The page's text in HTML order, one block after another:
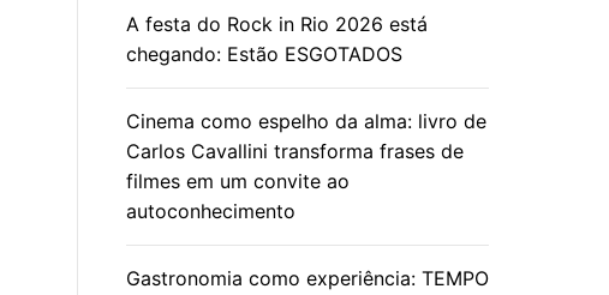
A festa do Rock in Rio 2026 está
chegando: Estão ESGOTADOS
Cinema como espelho da alma: livro de
Carlos Cavallini transforma frases de
filmes em um convite ao
autoconhecimento
Gastronomia como experiência: TEMPO